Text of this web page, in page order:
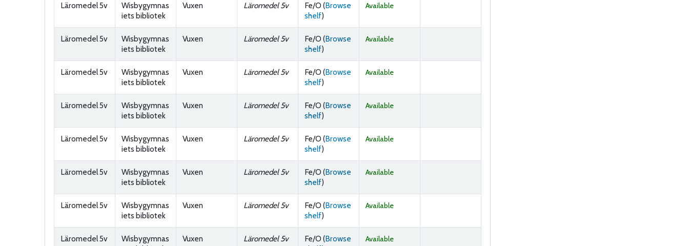
Läromedel 5v
Wisbygymnas
iets bibliotek
Vuxen Läromedel 5v Fe/O (Browse
shelf(Opens below)
)
Available
Läromedel 5v
Wisbygymnas
iets bibliotek
Vuxen Läromedel 5v Fe/O (Browse
shelf(Opens below)
)
Available
Läromedel 5v
Wisbygymnas
iets bibliotek
Vuxen Läromedel 5v Fe/O (Browse
shelf(Opens below)
)
Available
Läromedel 5v
Wisbygymnas
iets bibliotek
Vuxen Läromedel 5v Fe/O (Browse
shelf(Opens below)
)
Available
Läromedel 5v
Wisbygymnas
iets bibliotek
Vuxen Läromedel 5v Fe/O (Browse
shelf(Opens below)
)
Available
Läromedel 5v
Wisbygymnas
iets bibliotek
Vuxen Läromedel 5v Fe/O (Browse
shelf(Opens below)
)
Available
Läromedel 5v
Wisbygymnas
iets bibliotek
Vuxen Läromedel 5v Fe/O (Browse
shelf(Opens below)
)
Available
Läromedel 5v
Wisbygymnas
Vuxen Läromedel 5v Fe/O (Browse
Available